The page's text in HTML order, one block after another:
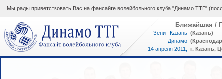
Мы рады приветствовать Вас на фансайте волейбольного клуба "Динамо ТТГ"
Ближайшая /
Зенит-Казань (Казань)
Динамо
14 апреля 2011,
17:00
г. Казань,